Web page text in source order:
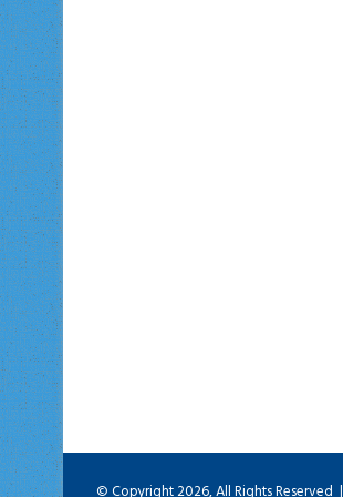
© Copyright 2026, All Rights Reserved |